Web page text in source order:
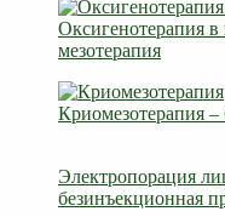
Оксигенотерапия в
мезотерапия
Криомезотерапия
Электропорация
безинъекционная